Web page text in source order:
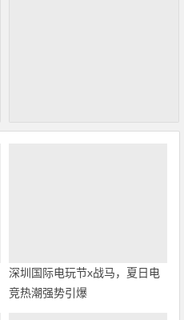
深圳国际电玩节x战马，夏日电
竞热潮强势引爆